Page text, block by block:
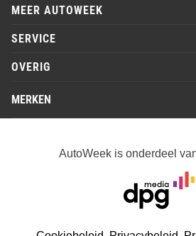
MEER AUTOWEEK
SERVICE
OVERIG
MERKEN
AutoWeek is onderdeel